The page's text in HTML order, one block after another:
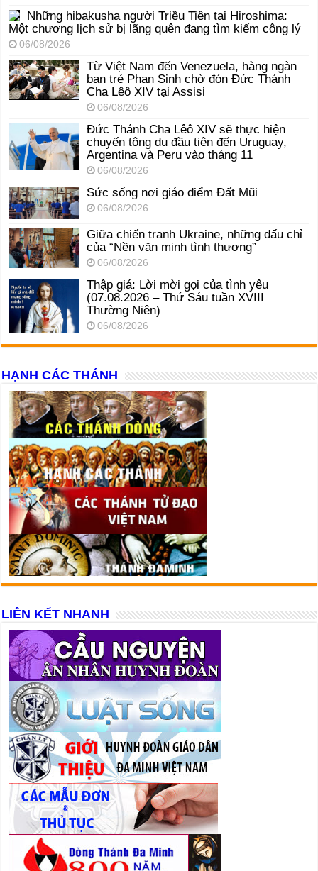
Những hibakusha người Triều Tiên tại Hiroshima:
Một chương lịch sử bị lãng quên đang tìm kiếm công lý
06/08/2026
Từ Việt Nam đến Venezuela, hàng ngàn
bạn trẻ Phan Sinh chờ đón Đức Thánh
Cha Lêô XIV tại Assisi
06/08/2026
Đức Thánh Cha Lêô XIV sẽ thực hiện
chuyến tông du đầu tiên đến Uruguay,
Argentina và Peru vào tháng 11
06/08/2026
Sức sống nơi giáo điểm Đất Mũi
06/08/2026
Giữa chiến tranh Ukraine, những dấu chỉ
của “Nền văn minh tình thương”
06/08/2026
Thập giá: Lời mời gọi của tình yêu
(07.08.2026 – Thứ Sáu tuần XVIII
Thường Niên)
06/08/2026
HẠNH CÁC THÁNH
LIÊN KẾT NHANH